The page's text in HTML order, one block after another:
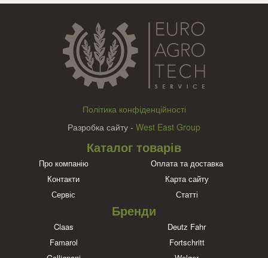
Політика конфіденційності
Разробка сайту - West East Group
Каталог товарів
Про компанію
Оплата та доставка
Контакти
Карта сайту
Сервіс
Статті
Бренди
Claas
Deutz Fahr
Famarol
Fortschritt